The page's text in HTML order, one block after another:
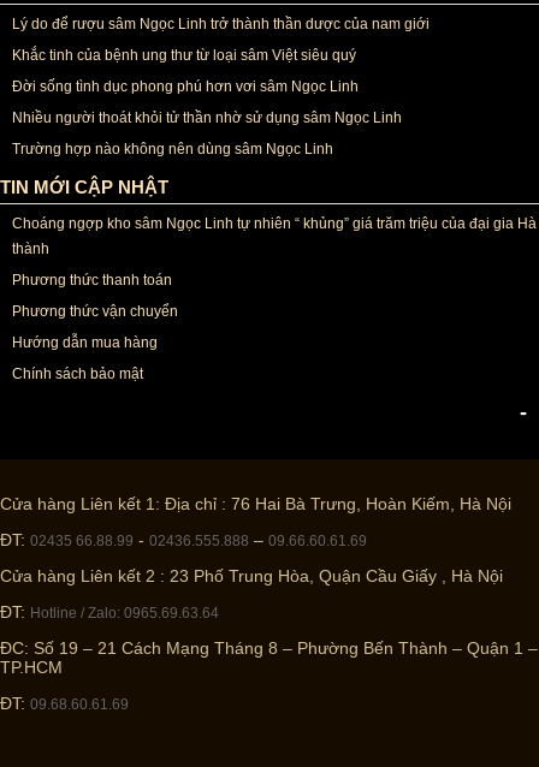
Lý do để rượu sâm Ngọc Linh trở thành thần dược của nam giới
Khắc tinh của bệnh ung thư từ loại sâm Việt siêu quý
Đời sống tình dục phong phú hơn vơi sâm Ngọc Linh
Nhiều người thoát khỏi tử thần nhờ sử dụng sâm Ngọc Linh
Trường hợp nào không nên dùng sâm Ngọc Linh
TIN MỚI CẬP NHẬT
Choáng ngợp kho sâm Ngọc Linh tự nhiên “ khủng” giá trăm triệu của đại gia Hà
thành
Phương thức thanh toán
Phương thức vận chuyển
Hướng dẫn mua hàng
Chính sách bảo mật
-
Cửa hàng Liên kết 1: Địa chỉ : 76 Hai Bà Trưng, Hoàn Kiếm, Hà Nội
ĐT: 02435 66.88.99 - 02436.555.888 – 09.66.60.61.69
Cửa hàng Liên kết 2 : 23 Phố Trung Hòa, Quận Cầu Giấy , Hà Nội
ĐT: Hotline / Zalo: 0965.69.63.64
ĐC: Số 19 – 21 Cách Mạng Tháng 8 – Phường Bến Thành – Quận 1 –
TP.HCM
ĐT: 09.68.60.61.69